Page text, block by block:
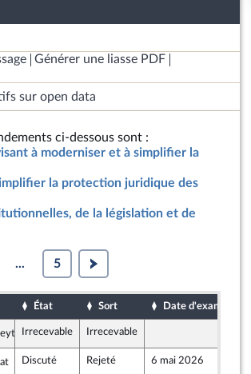
Générer une liasse PDF
sur open data
ci-dessous sont :
à moderniser et à simplifier la
la protection juridique des
de la législation et de
... 5
État Sort Date d'examen
Irrecevable Irrecevable
- Nouveau Front Populaire
Discuté Rejeté 6 mai 2026